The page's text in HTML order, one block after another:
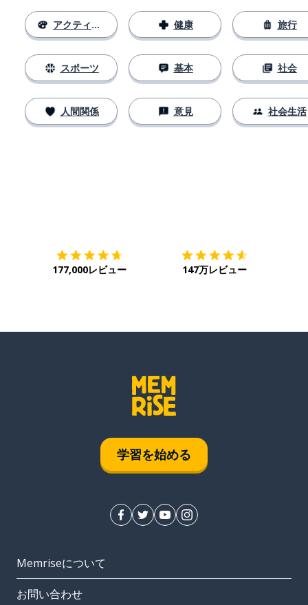
アクティビティ
スポーツ
人間関係
健康
基本
意見
旅行
社会
社会生活
177,000レビュー 147万レビュー
学習を始める
Memriseについて
お問い合わせ